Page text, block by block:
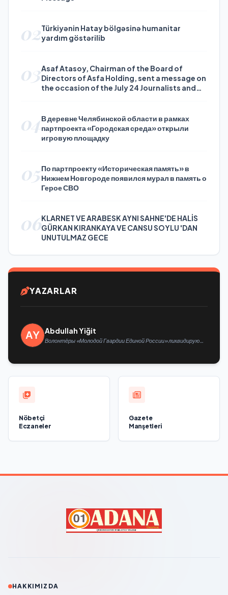
02Türkiyənin Hatay bölgəsinə humanitar
yardım göstərilib
03Asaf Atasoy, Chairman of the Board of
Directors of Asfa Holding, sent a message on
the occasion of the July 24 Journalists and
04В деревне Челябинской области в рамках
партпроекта «Городская среда» открыли
игровую площадку
05По партпроекту «Историческая память» в
Нижнем Новгороде появился мурал в память о
Герое СВО
06KLARNET VE ARABESK AYNI SAHNE'DE HALİS
GÜRKAN KIRANKAYA VE CANSU SOYLU 'DAN
UNUTULMAZ GECE
YAZARLAR
Abdullah Yiğit
Волонтёры «Молодой Гвардии Единой России» ликвидируют
Nöbetçi
Eczaneler
Gazete
Manşetleri
HAKKIMIZDA